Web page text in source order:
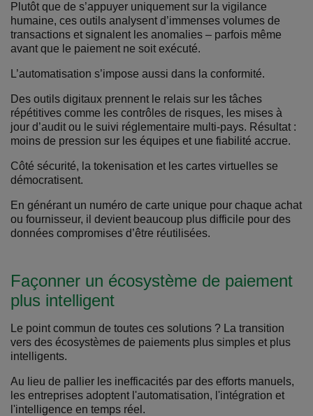
Plutôt que de s’appuyer uniquement sur la vigilance
humaine, ces outils analysent d’immenses volumes de
transactions et signalent les anomalies – parfois même
avant que le paiement ne soit exécuté.
L’automatisation s’impose aussi dans la conformité.
Des outils digitaux prennent le relais sur les tâches
répétitives comme les contrôles de risques, les mises à
jour d’audit ou le suivi réglementaire multi-pays. Résultat :
moins de pression sur les équipes et une fiabilité accrue.
Côté sécurité, la tokenisation et les cartes virtuelles se
démocratisent.
En générant un numéro de carte unique pour chaque achat
ou fournisseur, il devient beaucoup plus difficile pour des
données compromises d’être réutilisées.
Façonner un écosystème de paiement
plus intelligent
Le point commun de toutes ces solutions ? La transition
vers des écosystèmes de paiements plus simples et plus
intelligents.
Au lieu de pallier les inefficacités par des efforts manuels,
les entreprises adoptent l'automatisation, l'intégration et
l'intelligence en temps réel.